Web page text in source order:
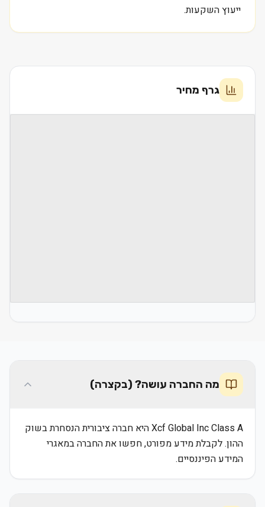
ייעוץ השקעות.
גרף מחיר
מה החברה עושה? (בקצרה)
Xcf Global Inc Class A היא חברה ציבורית הנסחרת בשוק
ההון. לקבלת מידע מפורט, חפשו את החברה במאגרי
המידע הפיננסיים.